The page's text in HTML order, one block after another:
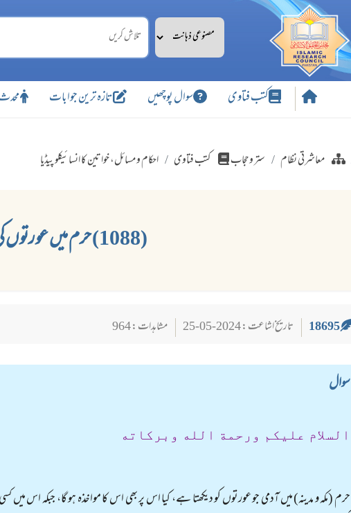
کتب فتاوی سوال پوچھیں تازہ ترین جوابات
معاشرتی نظام ستر وحجاب کتب فتاوی احکام و مسائل، خواتین کا انسائیکلو پیڈیا
(1088) حرم میں عورتوں کی طرف دیکھنا
18695 تاریخ اشاعت : 2024-05-25 مشاہدات : 964
سوال
السلام عليكم ورحمة الله وبركاته
حرم (مکہ و مدینہ) میں آدمی جو عورتوں کو دیکھتا ہے، کیا اس پر بھی اس کا مواخذہ ہو گا، جبکہ اس